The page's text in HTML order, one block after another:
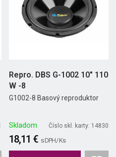
Repro. DBS G-1002 10" 110
W -8
G1002-8 Basový reproduktor
Skladom Číslo skl. karty: 14830
18,11 € s DPH/ Ks